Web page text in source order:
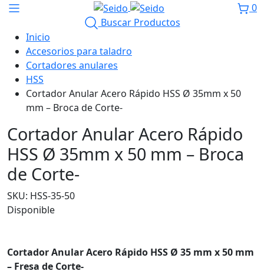
0
Buscar Productos
Inicio
Accesorios para taladro
Cortadores anulares
HSS
Cortador Anular Acero Rápido HSS Ø 35mm x 50
mm – Broca de Corte-
Cortador Anular Acero Rápido
HSS Ø 35mm x 50 mm – Broca
de Corte-
SKU: HSS-35-50
Disponible
Cortador Anular Acero Rápido HSS Ø 35 mm x 50 mm
– Fresa de Corte-